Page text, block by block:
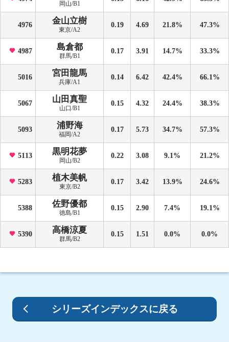
岡山/B1
4976 金山立樹
東京/A2
0.19 4.69 21.8% 47.3%
4987 島倉都
群馬/B1
0.17 3.91 14.7% 33.3%
5016 宮田龍馬
兵庫/A1
0.14 6.42 42.4% 66.1%
5067 山田真聖
山口/B1
0.15 4.32 24.4% 38.3%
5093 浦野海
福岡/A2
0.17 5.73 34.7% 57.3%
5113 黒明花夢
岡山/B2
0.22 3.08 9.1% 21.2%
5283 植木美帆
東京/B2
0.17 3.42 13.9% 24.6%
5388 佐野優都
徳島/B1
0.15 2.90 7.4% 19.1%
5390 高橋涼夏
群馬/B2
0.15 1.51 0.0% 0.0%
シリーズインデックスに戻る